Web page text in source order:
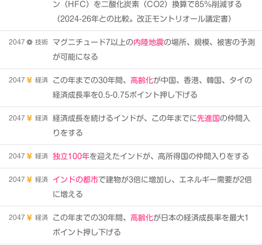
ン（HFC）を二酸化炭素（CO2）換算で85％削減する
（2024-26年との比較。改正モントリオール議定書）
2047 技術 マグニチュード7以上の内陸地震の場所、規模、被害の予測
が可能になる
2047 経済 この年までの30年間、 高齢化が中国、香港、韓国、タイの
経済成長率を0.5-0.75ポイント押し下げる
2047 経済 経済成長を続けるインドが、この年までに先進国の仲間入
りをする
2047 経済 独立100年を迎えたインドが、高所得国の仲間入りをする
2047 経済 インドの都市で建物が3倍に増加し、エネルギー需要が2倍
に増える
2047 経済 この年までの30年間、 高齢化が日本の経済成長率を最大1
ポイント押し下げる